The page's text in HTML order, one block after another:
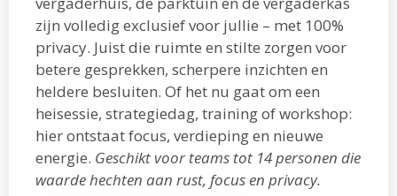
zijn volledig exclusief voor jullie – met 100%
privacy. Juist die ruimte en stilte zorgen voor
betere gesprekken, scherpere inzichten en
heldere besluiten. Of het nu gaat om een
heisessie, strategiedag, training of workshop:
hier ontstaat focus, verdieping en nieuwe
energie. Geschikt voor teams tot 14 personen die
waarde hechten aan rust, focus en privacy.